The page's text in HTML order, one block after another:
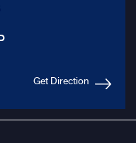
Get Direction